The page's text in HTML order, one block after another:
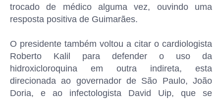
trocado de médico alguma vez, ouvindo uma
resposta positiva de Guimarães.
O presidente também voltou a citar o cardiologista
Roberto Kalil para defender o uso da
hidroxicloroquina em outra indireta, esta
direcionada ao governador de São Paulo, João
Doria, e ao infectologista David Uip, que se